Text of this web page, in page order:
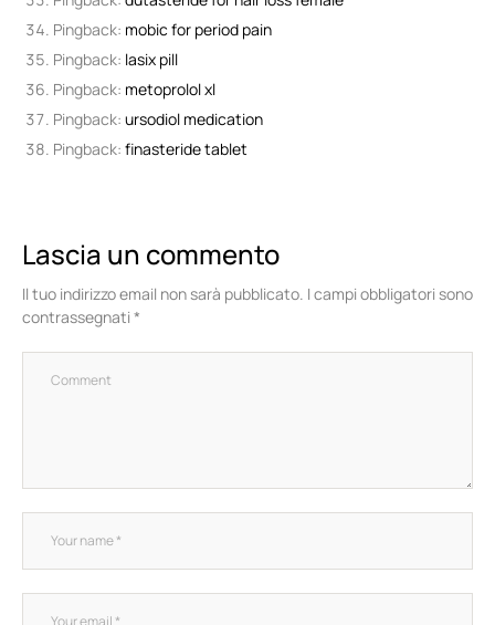
Pingback: mobic for period pain
Pingback: lasix pill
Pingback: metoprolol xl
Pingback: ursodiol medication
Pingback: finasteride tablet
Lascia un commento
Il tuo indirizzo email non sarà pubblicato. I campi obbligatori sono
contrassegnati *